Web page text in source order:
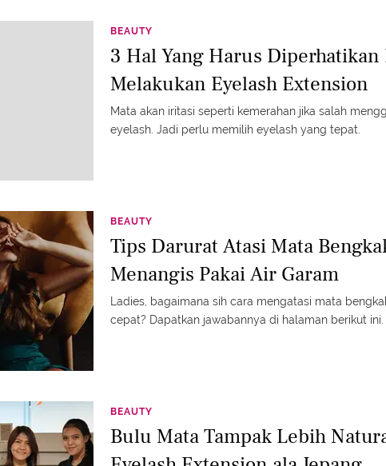
BEAUTY
3 Hal Yang Harus Diperhatikan
Melakukan Eyelash Extension
Mata akan iritasi seperti kemerahan jika salah
eyelash. Jadi perlu memilih eyelash yang tepat.
BEAUTY
Tips Darurat Atasi Mata
Menangis Pakai Air Garam
Ladies, bagaimana sih cara mengatasi mata
cepat? Dapatkan jawabannya di halaman berikut ini.
BEAUTY
Bulu Mata Tampak Lebih